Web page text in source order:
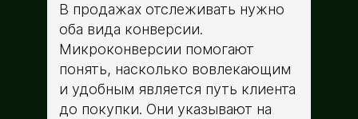
В продажах отслеживать нужно
оба вида конверсии.
Микроконверсии помогают
понять, насколько вовлекающим
и удобным является путь клиента
до покупки. Они указывают на